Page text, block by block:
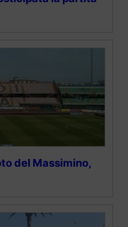
del Massimino,